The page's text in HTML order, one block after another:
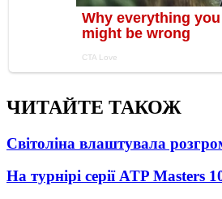
ЧИТАЙТЕ ТАКОЖ
Світоліна влаштувала
На турнірі серії ATP Masters